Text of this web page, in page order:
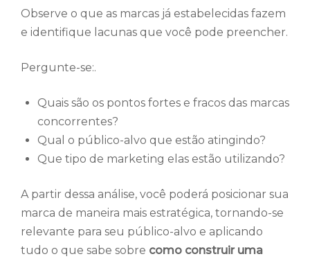
Observe o que as marcas já estabelecidas fazem
e identifique lacunas que você pode preencher.
Pergunte-se:.
Quais são os pontos fortes e fracos das marcas
concorrentes?
Qual o público-alvo que estão atingindo?
Que tipo de marketing elas estão utilizando?
A partir dessa análise, você poderá posicionar sua
marca de maneira mais estratégica, tornando-se
relevante para seu público-alvo e aplicando
tudo o que sabe sobre como construir uma